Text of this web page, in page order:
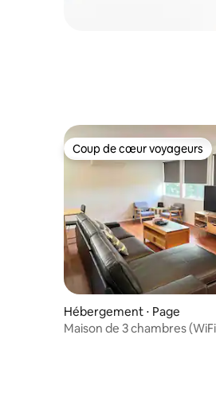
Coup de cœur voyageurs
Coup de cœur voyageurs
Hébergement ⋅ Page
Maison de 3 chambres